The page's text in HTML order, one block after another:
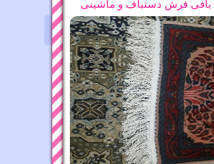
بافی فرش دستباف و ماشینی